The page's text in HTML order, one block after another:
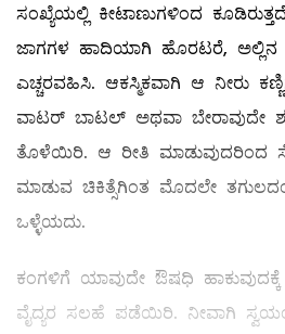
ಸಂಖ್ಯೆಯಲ್ಲಿ ಕೀಟಾಣುಗಳಿಂದ
ಜಾಗಗಳ ಹಾದಿಯಾಗಿ ಹೊರಟರೆ, ಅಲ್ಲಿನ
ಎಚ್ಚರವಹಿಸಿ. ಆಕಸ್ಮಿಕವಾಗಿ ಆ ನೀರು
ವಾಟರ್‌ ಬಾಟಲ್ ಅಥವಾ ಬೇರಾವುದೇ
ತೊಳೆಯಿರಿ. ಆ ರೀತಿ ಮಾಡುವುದರಿಂದ
ಮಾಡುವ ಚಿಕಿತ್ಸೆಗಿಂತ ಮೊದಲೇ
ಒಳ್ಳೆಯದು.
ಕಂಗಳಿಗೆ ಯಾವುದೇ ಔಷಧಿ
ವೈದ್ಯರ ಸಲಹೆ ಪಡೆಯಿರಿ. ನೀವಾಗಿ